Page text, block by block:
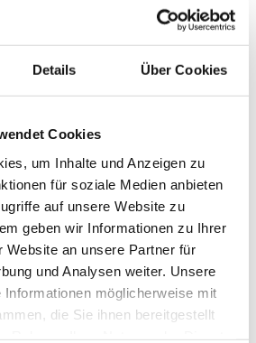
Details Über Cookies
Cookies
um Inhalte und Anzeigen zu
für soziale Medien anbieten
auf unsere Website zu
geben wir Informationen zu Ihrer
Website an unsere Partner für
und Analysen weiter. Unsere
Informationen möglicherweise mit
die Sie ihnen bereitgestellt
15 (8) A, 24…250 V AC
Automatisch
Extern
70x88x108 mm